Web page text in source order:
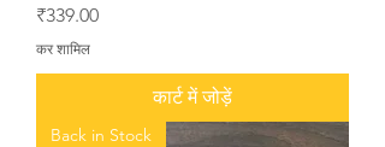
मूल्य
₹339.00
कर शामिल
कार्ट में जोड़ें
Back in Stock